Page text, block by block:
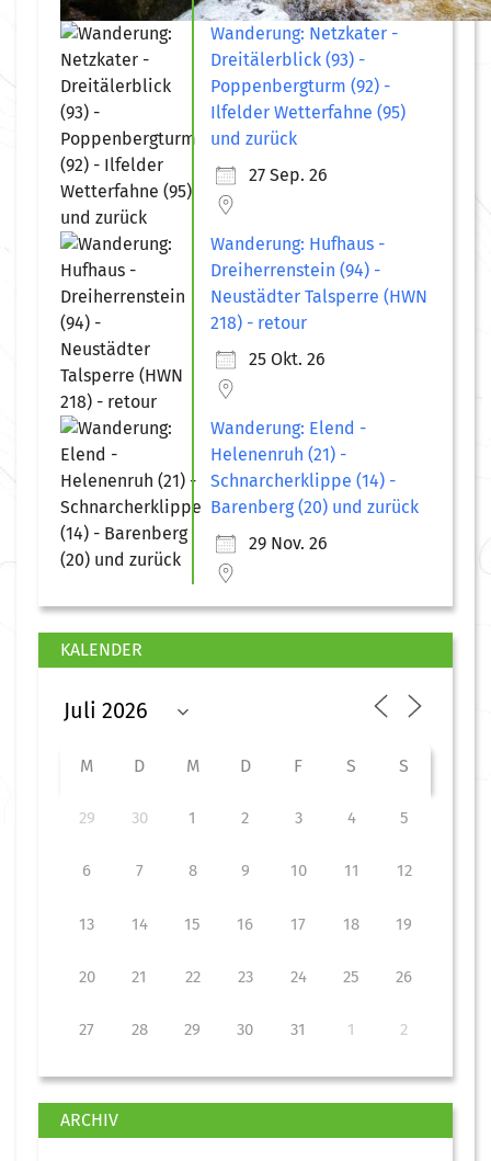
Wanderung: Netzkater -
Dreitälerblick (93) -
Poppenbergturm (92) -
Ilfelder Wetterfahne (95)
und zurück
27 Sep. 26
Wanderung: Hufhaus -
Dreiherrenstein (94) -
Neustädter Talsperre (HWN
218) - retour
25 Okt. 26
Wanderung: Elend -
Helenenruh (21) -
Schnarcherklippe (14) -
Barenberg (20) und zurück
29 Nov. 26
KALENDER
M D M D F S S
29 30 1 2 3 4 5
6 7 8 9 10 11 12
13 14 15 16 17 18 19
20 21 22 23 24 25 26
27 28 29 30 31 1 2
ARCHIV